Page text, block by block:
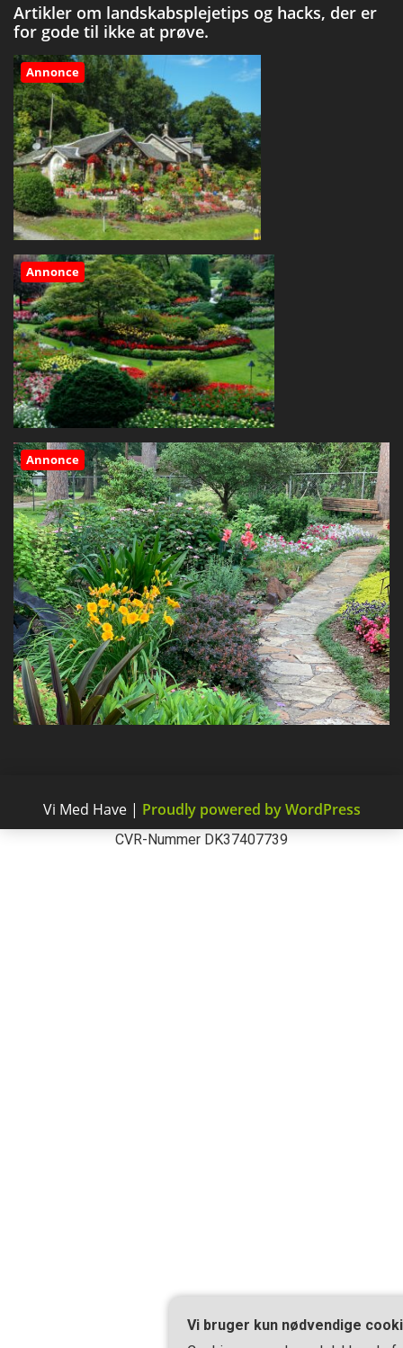
Artikler om landskabsplejetips og hacks, der er
for gode til ikke at prøve.
Annonce
Annonce
Annonce
Vi Med Have | Proudly powered by WordPress
CVR-Nummer DK37407739
Vi bruger kun nødvendige